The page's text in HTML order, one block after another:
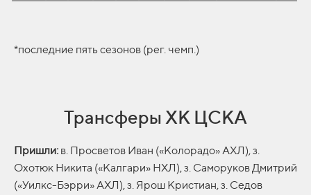
*последние пять сезонов (рег. чемп.)
Трансферы ХК ЦСКА
Пришли: в. Просветов Иван («Колорадо» АХЛ), з.
Охотюк Никита («Калгари» НХЛ), з. Саморуков Дмитрий
(«Уилкс-Бэрри» АХЛ), з. Ярош Кристиан, з. Седов